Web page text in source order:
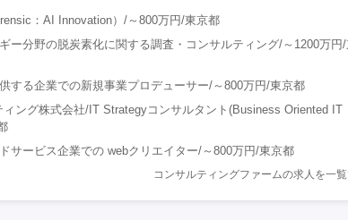
：AI Innovation）/～800万円/東京都
ー分野の脱炭素化に関する調査・コンサルティング/～1200万円
する企業での新規事業プロデューサー/～800万円/東京都
ング株式会社/IT Strategyコンサルタント(Business Oriented IT
サービス企業での webクリエイター/～800万円/東京都
コンサルティングファームの求人を一